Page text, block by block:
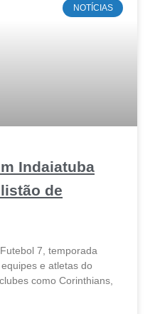
NOTÍCIAS
Indaiatuba
de
7, temporada
e atletas do
como Corinthians,